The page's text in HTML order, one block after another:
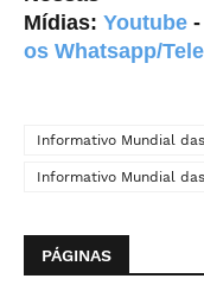
Mídias: Youtube -
os Whatsapp/
Informativo Mundial
Informativo Mundial
PÁGINAS